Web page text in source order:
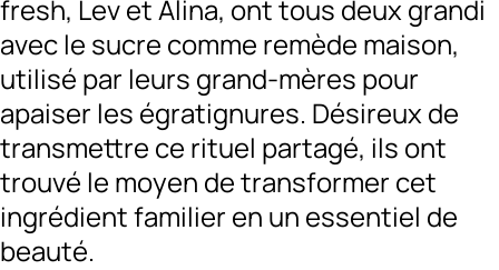
fresh, Lev et Alina, ont tous deux grandi
avec le sucre comme remède maison,
utilisé par leurs grand-mères pour
apaiser les égratignures. Désireux de
transmettre ce rituel partagé, ils ont
trouvé le moyen de transformer cet
ingrédient familier en un essentiel de
beauté.